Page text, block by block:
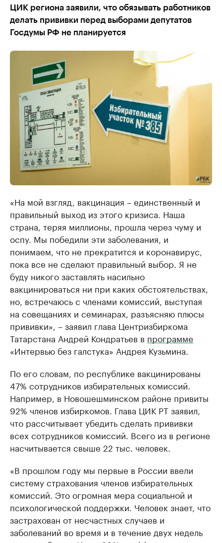
ЦИК региона заявили, что обязывать работников
делать прививки перед выборами депутатов
Госдумы РФ не планируется
«На мой взгляд, вакцинация – единственный и
правильный выход из этого кризиса. Наша
страна, теряя миллионы, прошла через чуму и
оспу. Мы победили эти заболевания, и
понимаем, что не прекратится и коронавирус,
пока все не сделают правильный выбор. Я не
буду никого заставлять насильно
вакцинироваться ни при каких обстоятельствах,
но, встречаюсь с членами комиссий, выступая
на совещаниях и семинарах, разъясняю плюсы
прививки», – заявил глава Центризбиркома
Татарстана Андрей Кондратьев в программе
«Интервью без галстука» Андрея Кузьмина.
По его словам, по республике вакцинированы
47% сотрудников избирательных комиссий.
Например, в Новошешминском районе привиты
92% членов избиркомов. Глава ЦИК РТ заявил,
что рассчитывает убедить сделать прививки
всех сотрудников комиссий. Всего из в регионе
насчитывается свыше 22 тыс. человек.
«В прошлом году мы первые в России ввели
систему страхования членов избирательных
комиссий. Это огромная мера социальной и
психологической поддержки. Человек знает, что
застрахован от несчастных случаев и
заболеваний во время и в течение двух недель